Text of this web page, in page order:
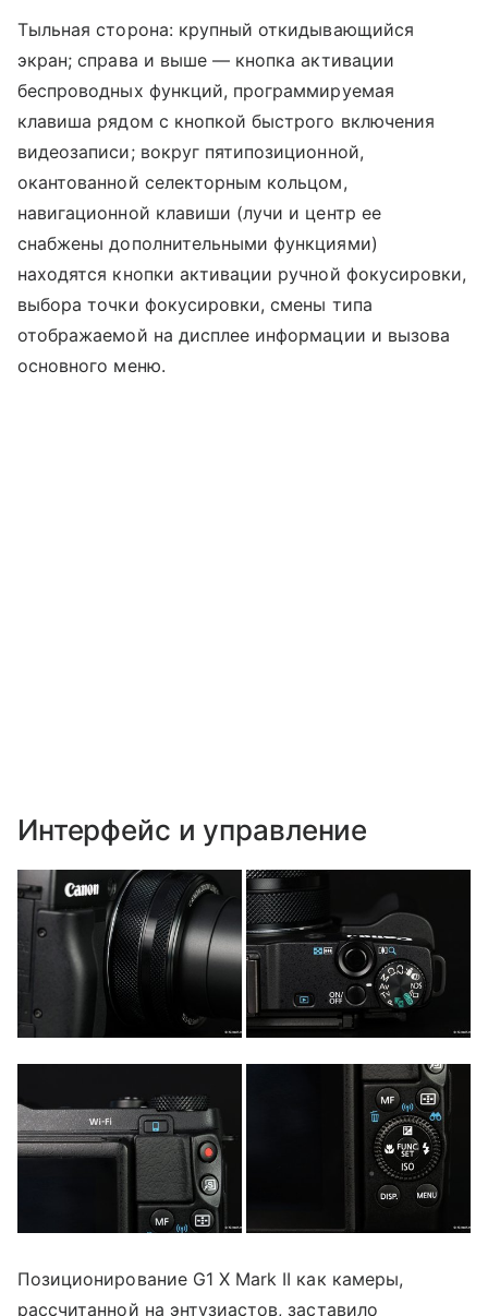
Тыльная сторона: крупный откидывающийся
экран; справа и выше — кнопка активации
беспроводных функций, программируемая
клавиша рядом с кнопкой быстрого включения
видеозаписи; вокруг пятипозиционной,
окантованной селекторным кольцом,
навигационной клавиши (лучи и центр ее
снабжены дополнительными функциями)
находятся кнопки активации ручной фокусировки,
выбора точки фокусировки, смены типа
отображаемой на дисплее информации и вызова
основного меню.
Интерфейс и управление
Позиционирование G1 X Mark II как камеры,
рассчитанной на энтузиастов, заставило